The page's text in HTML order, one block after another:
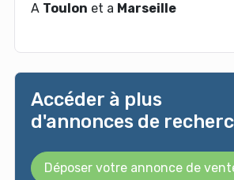
A Toulon et a Marseille
Accéder à plus
d'annonces de
Déposer votre annonce de